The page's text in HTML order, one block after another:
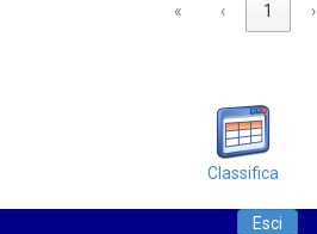
« ‹ 1 ›
Classifica
Esci